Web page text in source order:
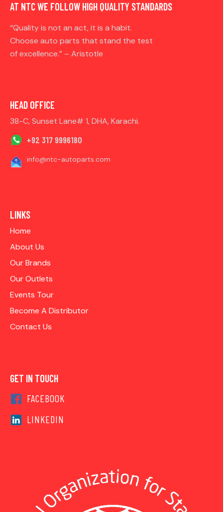
AT NTC WE FOLLOW HIGH QUALITY STANDARDS
“Quality is not an act, it is a habit.
Choose auto parts that stand the test
of excellence.” – Aristotle
HEAD OFFICE
38-C, Sunset Lane# 1, DHA, Karachi.
+92 317 9996180
info@ntc-autoparts.com
LINKS
Home
About Us
Our Brands
Our Outlets
Events Tour
Become A Distributor
Contact Us
GET IN TOUCH
FACEBOOK
LINKEDIN